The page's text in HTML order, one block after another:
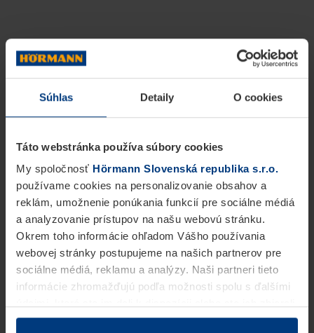
Súhlas Detaily O cookies
Táto webstránka používa súbory cookies
My spoločnosť Hörmann Slovenská republika s.r.o.
používame cookies na personalizovanie obsahov a
reklám, umožnenie ponúkania funkcií pre sociálne médiá
a analyzovanie prístupov na našu webovú stránku.
Okrem toho informácie ohľadom Vášho používania
webovej stránky postupujeme na našich partnerov pre
sociálne médiá, reklamu a analýzy. Naši partneri tieto
informácie zhromažďujú podľa možnosti spolu s ďalšími
v rámci Vášho využívania služieb.